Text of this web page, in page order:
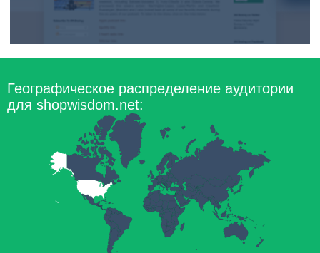
Географическое распределение аудитории
для shopwisdom.net: